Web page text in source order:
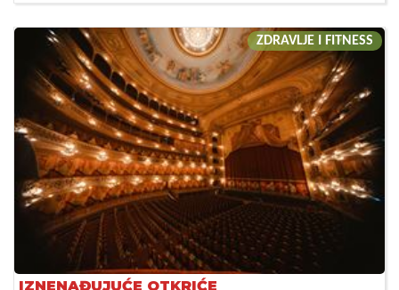
ZDRAVLJE I FITNESS
IZNENAĐUJUĆE OTKRIĆE